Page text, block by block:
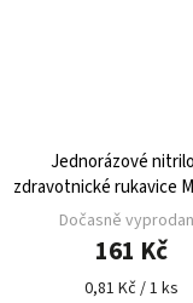
Jednorázové
zdravotnické rukavice
Medical NITRYLEX
Dočasně
161 Kč
0,81 Kč / 1 ks